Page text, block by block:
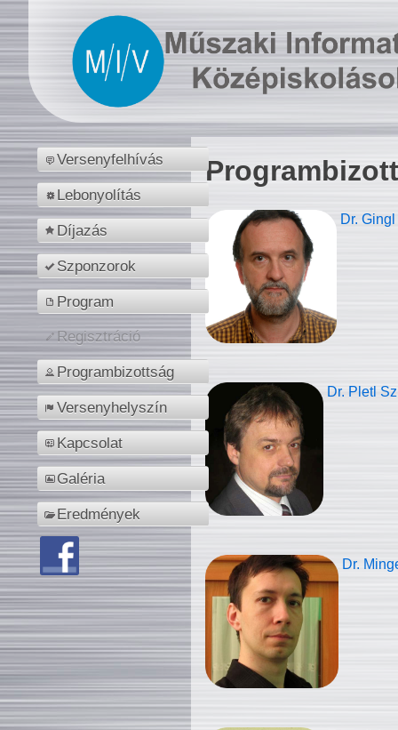
Versenyfelhívás
Lebonyolítás
Díjazás
Szponzorok
Program
Regisztráció
Programbizottság
Versenyhelyszín
Kapcsolat
Galéria
Eredmények
Dr.
Dr. Pletl
Dr.